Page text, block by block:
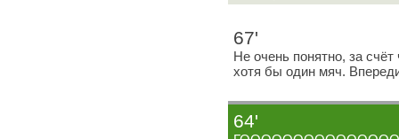
67'
Не очень понятно, за
хотя бы один мяч.
64'